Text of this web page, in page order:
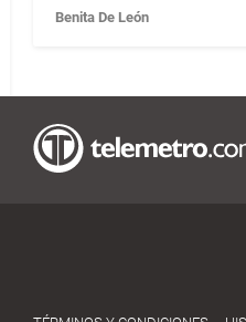
Benita De León